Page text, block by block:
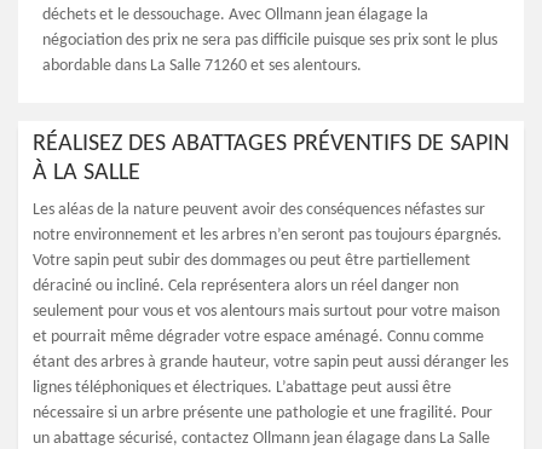
déchets et le dessouchage. Avec Ollmann jean élagage la
négociation des prix ne sera pas difficile puisque ses prix sont le plus
abordable dans La Salle 71260 et ses alentours.
RÉALISEZ DES ABATTAGES PRÉVENTIFS DE SAPIN
À LA SALLE
Les aléas de la nature peuvent avoir des conséquences néfastes sur
notre environnement et les arbres n’en seront pas toujours épargnés.
Votre sapin peut subir des dommages ou peut être partiellement
déraciné ou incliné. Cela représentera alors un réel danger non
seulement pour vous et vos alentours mais surtout pour votre maison
et pourrait même dégrader votre espace aménagé. Connu comme
étant des arbres à grande hauteur, votre sapin peut aussi déranger les
lignes téléphoniques et électriques. L’abattage peut aussi être
nécessaire si un arbre présente une pathologie et une fragilité. Pour
un abattage sécurisé, contactez Ollmann jean élagage dans La Salle